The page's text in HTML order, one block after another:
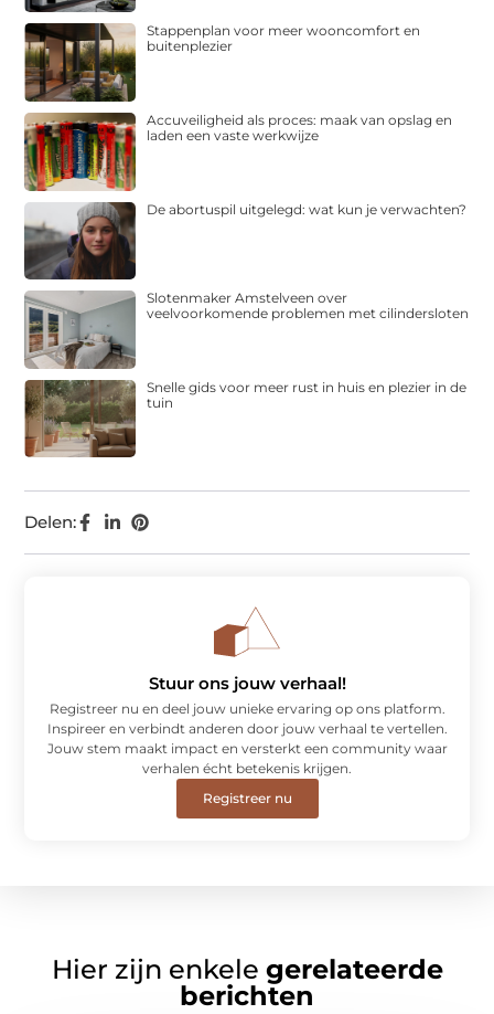
Delen:
Stappenplan voor meer wooncomfort en
buitenplezier
Accuveiligheid als proces: maak van opslag en
laden een vaste werkwijze
De abortuspil uitgelegd: wat kun je verwachten?
Slotenmaker Amstelveen over
veelvoorkomende problemen met cilindersloten
Snelle gids voor meer rust in huis en plezier in de
tuin
Stuur ons jouw verhaal!
Registreer nu en deel jouw unieke ervaring op ons platform.
Inspireer en verbindt anderen door jouw verhaal te vertellen.
Jouw stem maakt impact en versterkt een community waar
verhalen écht betekenis krijgen.
Registreer nu
Hier zijn enkele gerelateerde
berichten